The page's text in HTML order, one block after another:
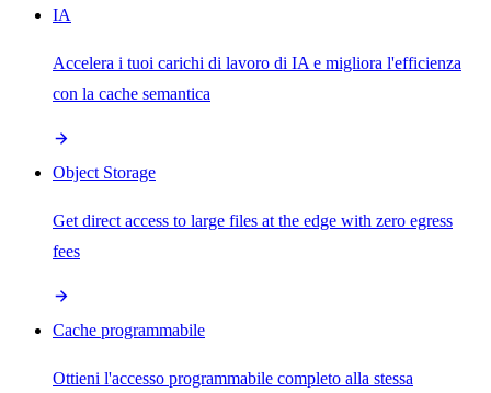
IA
Accelera i tuoi carichi di lavoro di IA e migliora l'efficienza
con la cache semantica
Object Storage
Get direct access to large files at the edge with zero egress
fees
Cache programmabile
Ottieni l'accesso programmabile completo alla stessa